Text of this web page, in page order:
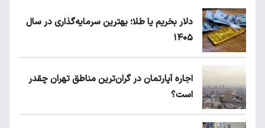
دلار بخریم یا طلا؛ بهترین سرمایه‌گذاری در سال
۱۴۰۵
اجاره آپارتمان در گران‌ترین مناطق تهران چقدر
است؟